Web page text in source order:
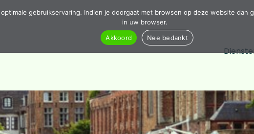
gebruikservaring. Indien je doorgaat met browsen op deze website
in uw browser.
Akkoord
Nee bedankt